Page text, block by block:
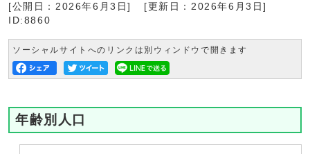
[公開日： 2026年6月3日] [更新日： 2026年6月3日]
ID:8860
ソーシャルサイトへのリンクは別ウィンドウで開きます
年齢別人口